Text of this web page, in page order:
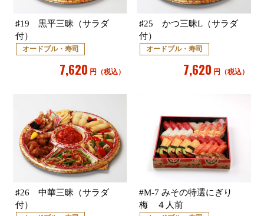
♯19 黒平三昧（サラダ
付）
オードブル・寿司
7,620 円（税込）
♯25 かつ三昧L（サラダ
付）
オードブル・寿司
7,620 円（税込）
♯26 中華三昧（サラダ
付）
#M-7 みその特選にぎり
梅 ４人前